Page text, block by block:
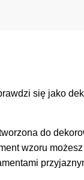
się jako
do
wzoru